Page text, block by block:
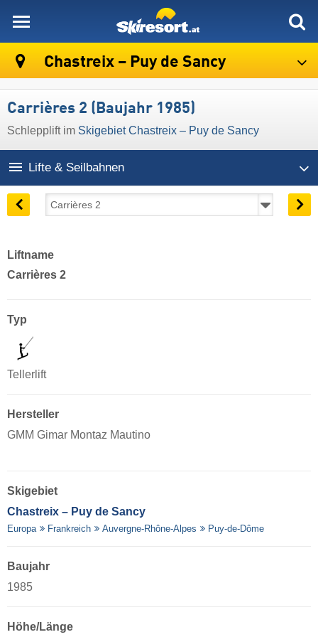
Chastreix – Puy de Sancy
Carrières 2 (Baujahr 1985)
Schlepplift im Skigebiet Chastreix – Puy de Sancy
Lifte & Seilbahnen
Liftname
Carrières 2
Typ
Tellerlift
Hersteller
GMM Gimar Montaz Mautino
Skigebiet
Chastreix – Puy de Sancy
Europa Frankreich Auvergne-Rhône-Alpes Puy-de-Dôme
Baujahr
1985
Höhe/Länge